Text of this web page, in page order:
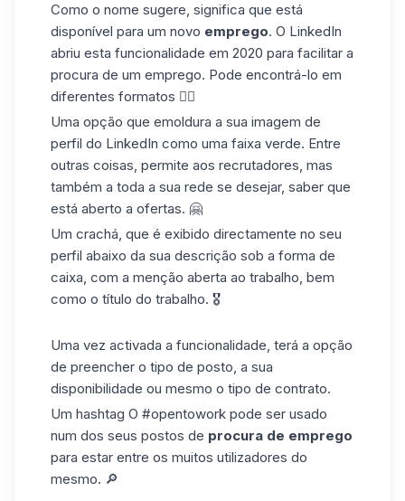
Como o nome sugere, significa que está
disponível para um novo emprego. O LinkedIn
abriu esta funcionalidade em 2020 para facilitar a
procura de um emprego. Pode encontrá-lo em
diferentes formatos 👇🏼
Uma opção que emoldura a sua imagem de
perfil do LinkedIn como uma faixa verde. Entre
outras coisas, permite aos recrutadores, mas
também a toda a sua rede se desejar, saber que
está aberto a ofertas. 🤗
Um crachá, que é exibido directamente no seu
perfil abaixo da sua descrição sob a forma de
caixa, com a menção aberta ao trabalho, bem
como o título do trabalho. 🎖
Uma vez activada a funcionalidade, terá a opção
de preencher o tipo de posto, a sua
disponibilidade ou mesmo o tipo de contrato.
Um hashtag O #opentowork pode ser usado
num dos seus postos de procura de emprego
para estar entre os muitos utilizadores do
mesmo. 🔎